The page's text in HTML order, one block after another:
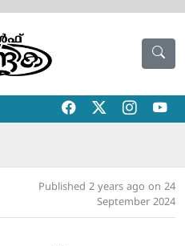
Published 2 years ago on 24
September 2024